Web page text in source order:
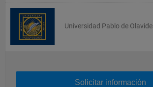
Universidad Pablo de Olavide
Solicitar información